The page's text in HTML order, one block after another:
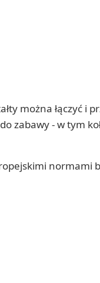
można łączyć i
- w tym
normami